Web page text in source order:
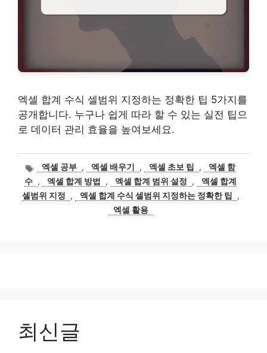
엑셀 합계 수식 셀범위 지정하는 정확한 팁 5가지를
공개합니다. 누구나 쉽게 따라 할 수 있는 실전 팁으
로 데이터 관리 효율을 높여보세요.
태엑셀 공부 , 엑셀 배우기 , 엑셀 초보 팁 ,
엑셀 함
수 , 엑셀 합계 방법 , 엑셀 합계 범위 설정 ,
엑셀 합계
셀범위 지정
, 엑셀 합계 수식 셀범위 지정하는 정확한 팁
,
엑셀 활용
최신글